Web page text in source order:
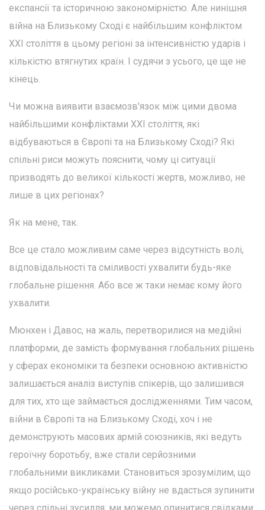
експансії та історичною закономірністю. Але нинішня
війна на Близькому Сході є найбільшим конфліктом
XXI століття в цьому регіоні за інтенсивністю ударів і
кількістю втягнутих країн. І судячи з усього, це ще не
кінець.
Чи можна виявити взаємозв'язок між цими двома
найбільшими конфліктами XXI століття, які
відбуваються в Європі та на Близькому Сході? Які
спільні риси можуть пояснити, чому ці ситуації
призводять до великої кількості жертв, можливо, не
лише в цих регіонах?
Як на мене, так.
Все це стало можливим саме через відсутність волі,
відповідальності та сміливості ухвалити будь-яке
глобальне рішення. Або все ж таки немає кому його
ухвалити.
Мюнхен і Давос, на жаль, перетворилися на медійні
платформи, де замість формування глобальних рішень
у сферах економіки та безпеки основною активністю
залишається аналіз виступів спікерів, що залишився
для тих, хто ще займається дослідженнями. Тим часом,
війни в Європі та на Близькому Сході, хоч і не
демонструють масових армій союзників, які ведуть
героїчну боротьбу, вже стали серйозними
глобальними викликами. Становиться зрозумілим, що
якщо російсько-українську війну не вдасться зупинити